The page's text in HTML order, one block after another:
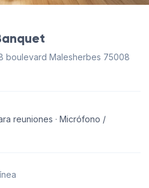
boulevard Malesherbes 75008
reuniones · Micrófono /